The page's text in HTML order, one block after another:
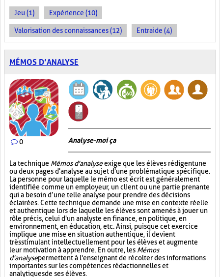
Jeu (1) Expérience (10)
Valorisation des connaissances (12) Entraide (4)
MÉMOS D’ANALYSE
0 Analyse-moi ça
La technique Mémos d'analyseexige que les élèves rédigent une
ou deux pages d'analyse au sujet d'une problématique spécifique.
La personne pour laquelle le mémo est écrit est généralement
identifiée comme un employeur, un client ou une partie prenante
qui a besoin d’une telle analyse pour prendre des décisions
éclairées. Cette technique demande une mise en contexte réelle
et authentique lors de laquelle les élèves sont amenés à jouer un
rôle précis, celui d'un analyste en finance, en politique, en
environnement, en éducation, etc. Ainsi, puisque cet exercice
implique une mise en situation authentique, il devient
très stimulant intellectuellement pour les élèves et augmente
leur motivation à apprendre. En outre, les Mémos
d'analysepermettent à l'enseignant de récolter des informations
importantes sur les compétences rédactionnelles et
analytiques de ses élèves.